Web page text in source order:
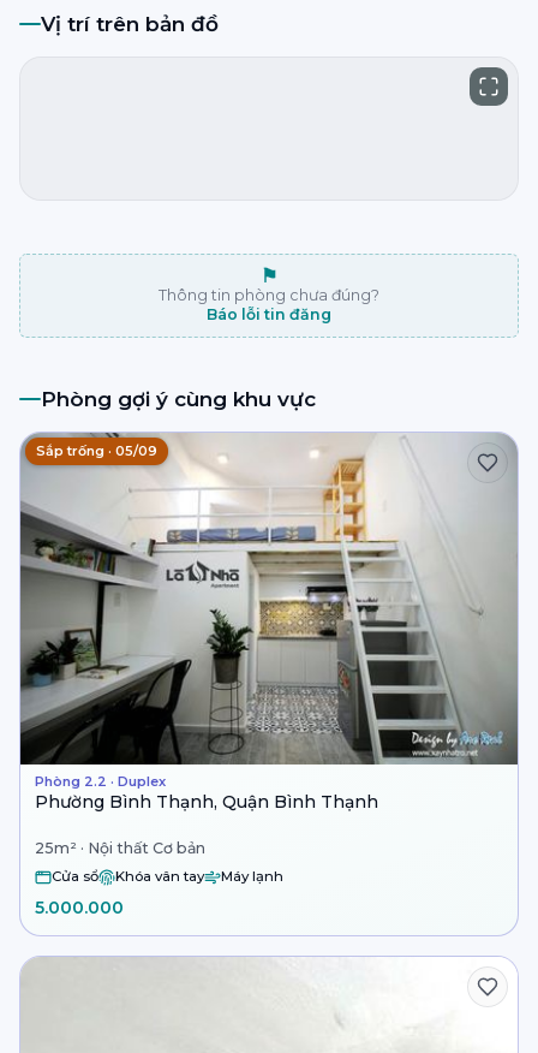
Vị trí trên bản đồ
⚑
Thông tin phòng chưa đúng?
Báo lỗi tin đăng
Phòng gợi ý cùng khu vực
Sắp trống · 05/09
Phòng 2.2 · Duplex
Phường Bình Thạnh, Quận Bình Thạnh
25m² · Nội thất Cơ bản
Cửa sổ Khóa vân tay Máy lạnh
5.000.000